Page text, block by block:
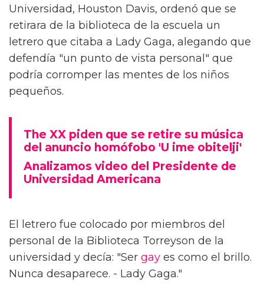
Universidad, Houston Davis, ordenó que se
retirara de la biblioteca de la escuela un
letrero que citaba a Lady Gaga, alegando que
defendía "un punto de vista personal" que
podría corromper las mentes de los niños
pequeños.
The XX piden que se retire su música
del anuncio homófobo 'U ime obitelji'
Analizamos video del Presidente de
Universidad Americana
El letrero fue colocado por miembros del
personal de la Biblioteca Torreyson de la
universidad y decía: "Ser gay es como el brillo.
Nunca desaparece. - Lady Gaga."